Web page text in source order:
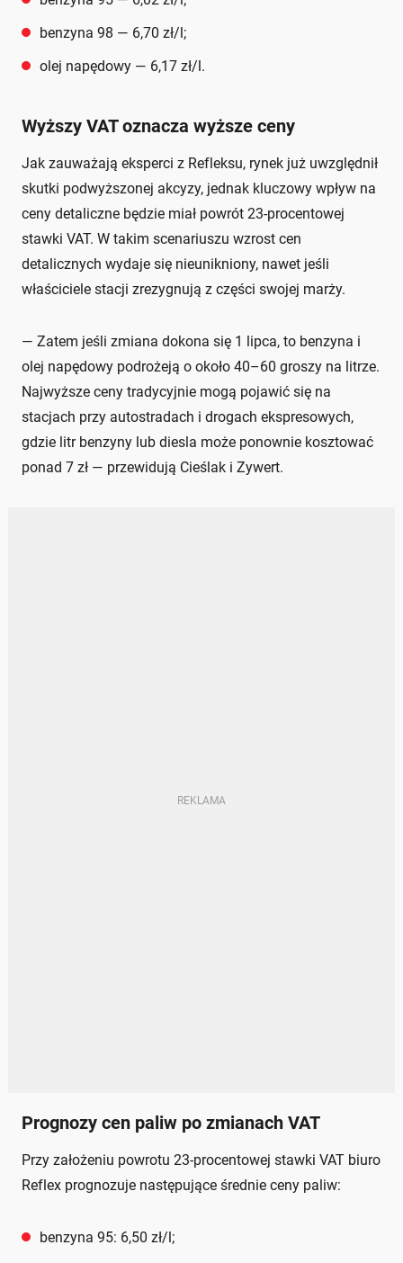
benzyna 98 — 6,70 zł/l;
olej napędowy — 6,17 zł/l.
Wyższy VAT oznacza wyższe ceny
Jak zauważają eksperci z Refleksu, rynek już uwzględnił
skutki podwyższonej akcyzy, jednak kluczowy wpływ na
ceny detaliczne będzie miał powrót 23-procentowej
stawki VAT. W takim scenariuszu wzrost cen
detalicznych wydaje się nieunikniony, nawet jeśli
właściciele stacji zrezygnują z części swojej marży.
— Zatem jeśli zmiana dokona się 1 lipca, to benzyna i
olej napędowy podrożeją o około 40–60 groszy na litrze.
Najwyższe ceny tradycyjnie mogą pojawić się na
stacjach przy autostradach i drogach ekspresowych,
gdzie litr benzyny lub diesla może ponownie kosztować
ponad 7 zł — przewidują Cieślak i Zywert.
Prognozy cen paliw po zmianach VAT
Przy założeniu powrotu 23-procentowej stawki VAT biuro
Reflex prognozuje następujące średnie ceny paliw:
benzyna 95: 6,50 zł/l;